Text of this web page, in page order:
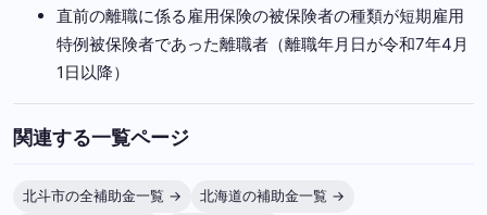
直前の離職に係る雇用保険の被保険者の種類が短期雇用
特例被保険者であった離職者（離職年月日が令和7年4月
1日以降）
関連する一覧ページ
北斗市の全補助金一覧 →
北海道の補助金一覧 →